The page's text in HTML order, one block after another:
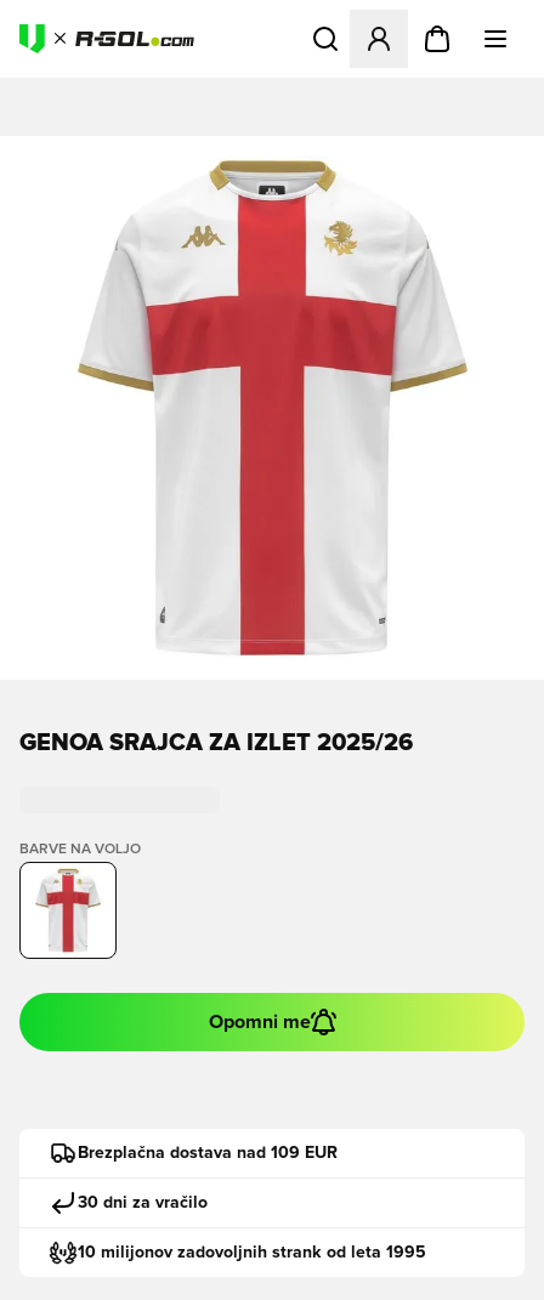
Odpre Modal za prijavo ali
GENOA SRAJCA ZA IZLET 2025/26
BARVE NA VOLJO
Opomni me
Brezplačna dostava nad 109 EUR
30 dni za vračilo
10 milijonov zadovoljnih strank od leta 1995